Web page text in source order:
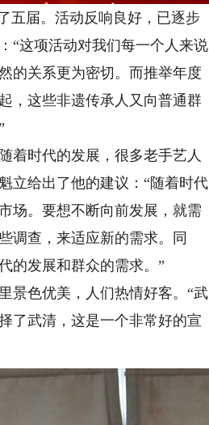
届。活动反响良好，已逐步
“这项活动对我们每一个人来说
的关系更为密切。而推举年度
，这些非遗传承人又向普通群
时代的发展，很多老手艺人
立给出了他的建议：“随着时代
场。要想不断向前发展，就需
调查，来适应新的需求。同
的发展和群众的需求。”
色优美，人们热情好客。“武
了武清，这是一个非常好的宣